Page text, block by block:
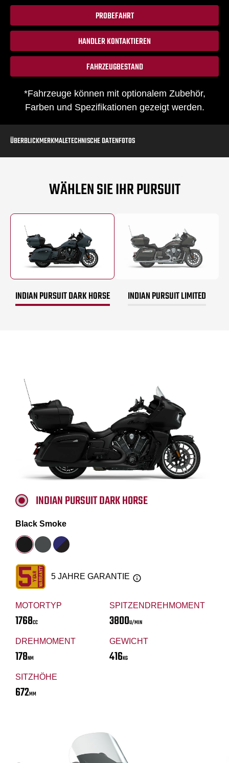
PROBEFAHRT
HANDLER KONTAKTIEREN
FAHRZEUGBESTAND
*Fahrzeuge können mit optionalem Zubehör,
Farben und Spezifikationen gezeigt werden.
ÜBERBLICKMERKMALETECHNISCHE DATENFOTOS
WÄHLEN SIE IHR PURSUIT
INDIAN PURSUIT DARK HORSE INDIAN PURSUIT LIMITED
MOTORTYP
1768CC
SPITZENDREHMOMENT
3800U/MIN
DREHMOMENT
178NM
GEWICHT
416KG
SITZHÖHE
672MM
INDIAN PURSUIT DARK HORSE
Black Smoke
5 JAHRE GARANTIE